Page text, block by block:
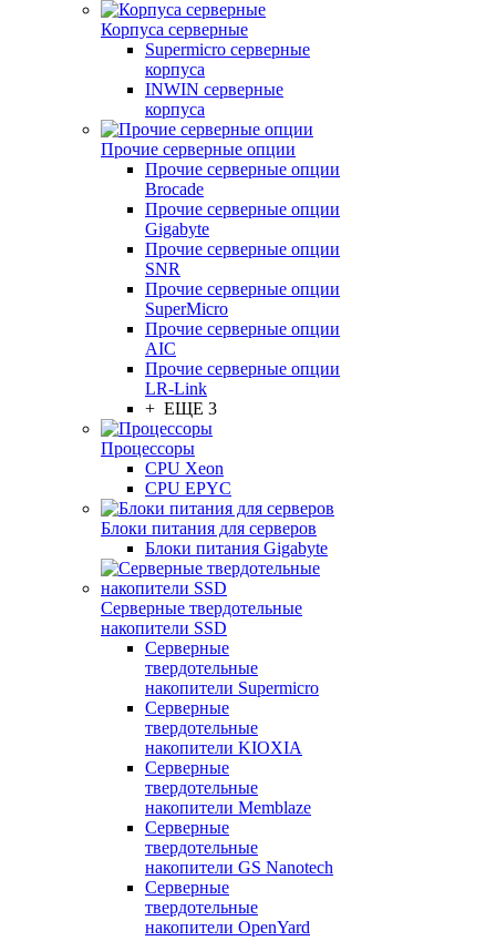
Корпуса серверные
Supermicro серверные
корпуса
INWIN серверные
корпуса
Прочие серверные опции
Прочие серверные опции
Brocade
Прочие серверные опции
Gigabyte
Прочие серверные опции
SNR
Прочие серверные опции
SuperMicro
Прочие серверные опции
AIC
Прочие серверные опции
LR-Link
+ ЕЩЕ 3
Процессоры
CPU Xeon
CPU EPYC
Блоки питания для серверов
Блоки питания Gigabyte
Серверные твердотельные
накопители SSD
Cерверные
твердотельные
накопители Supermicro
Cерверные
твердотельные
накопители KIOXIA
Cерверные
твердотельные
накопители Memblaze
Cерверные
твердотельные
накопители GS Nanotech
Серверные
твердотельные
накопители OpenYard